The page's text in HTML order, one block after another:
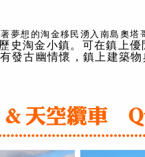
夢想的淘金移民湧入南島奧
史淘金小鎮。可在鎮上
發古幽情懷，鎮上建築